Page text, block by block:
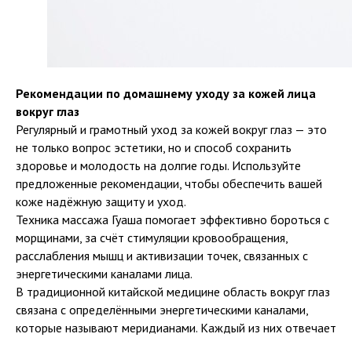
Рекомендации по домашнему уходу за кожей лица
вокруг глаз
Регулярный и грамотный уход за кожей вокруг глаз — это
не только вопрос эстетики, но и способ сохранить
здоровье и молодость на долгие годы. Используйте
предложенные рекомендации, чтобы обеспечить вашей
коже надёжную защиту и уход.
Техника массажа Гуаша помогает эффективно бороться с
морщинами, за счёт стимуляции кровообращения,
расслабления мышц и активизации точек, связанных с
энергетическими каналами лица.
В традиционной китайской медицине область вокруг глаз
связана с определёнными энергетическими каналами,
которые называют меридианами. Каждый из них отвечает